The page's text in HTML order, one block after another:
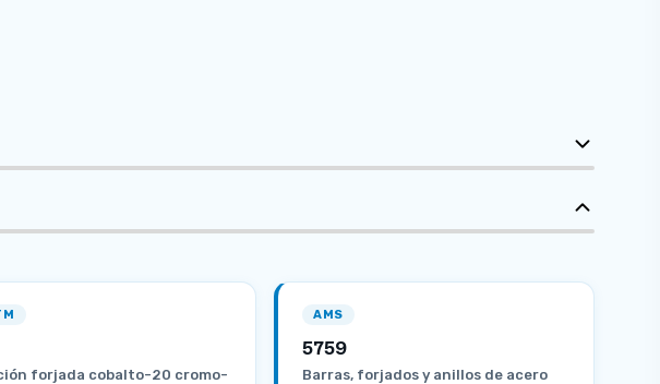
forjada cobalto-20 cromo-
AMS
5759
Barras, forjados y anillos de acero